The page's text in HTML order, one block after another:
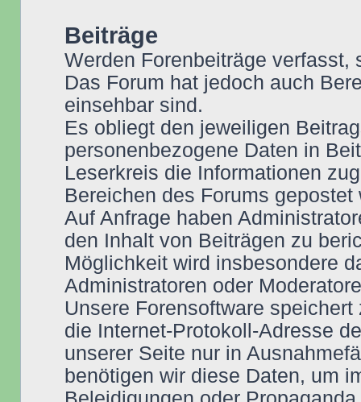
Beiträge
Werden Forenbeiträge
Das Forum hat jedoch auch
einsehbar sind.
Es obliegt den jeweiligen
personenbezogene Daten in
Leserkreis die Informationen
Bereichen des Forums gepostet
Auf Anfrage haben
den Inhalt von Beiträgen zu
Möglichkeit wird insbesondere
Administratoren oder
Unsere Forensoftware
die Internet-Protokoll-Adresse
unserer Seite nur in
benötigen wir diese Daten, um